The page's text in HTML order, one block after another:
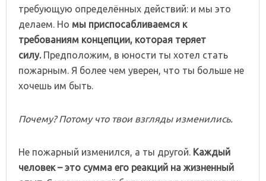
требующую определённых действий: и мы это
делаем. Но мы приспосабливаемся к
требованиям концепции, которая теряет
силу.Предположим, в юности ты хотел стать
пожарным. Я более чем уверен, что ты больше не
хочешь им быть.
Почему? Потому что твои взгляды изменились.
Не пожарный изменился, а ты другой. Каждый
человек – это сумма его реакций на жизненный